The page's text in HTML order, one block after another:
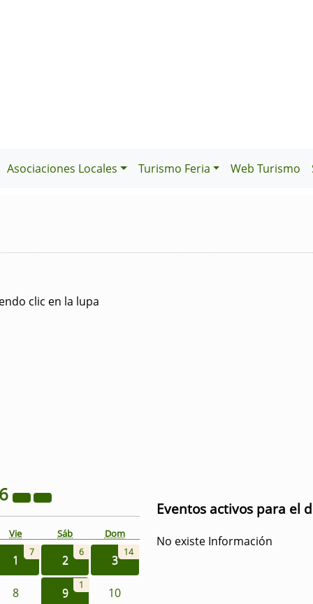
Asociaciones Locales Turismo Feria Web Turismo
clic en la lupa
Vie Sáb Dom
1
7
2
6
3
14
8 9
1
10
Eventos activos para el
No existe Información